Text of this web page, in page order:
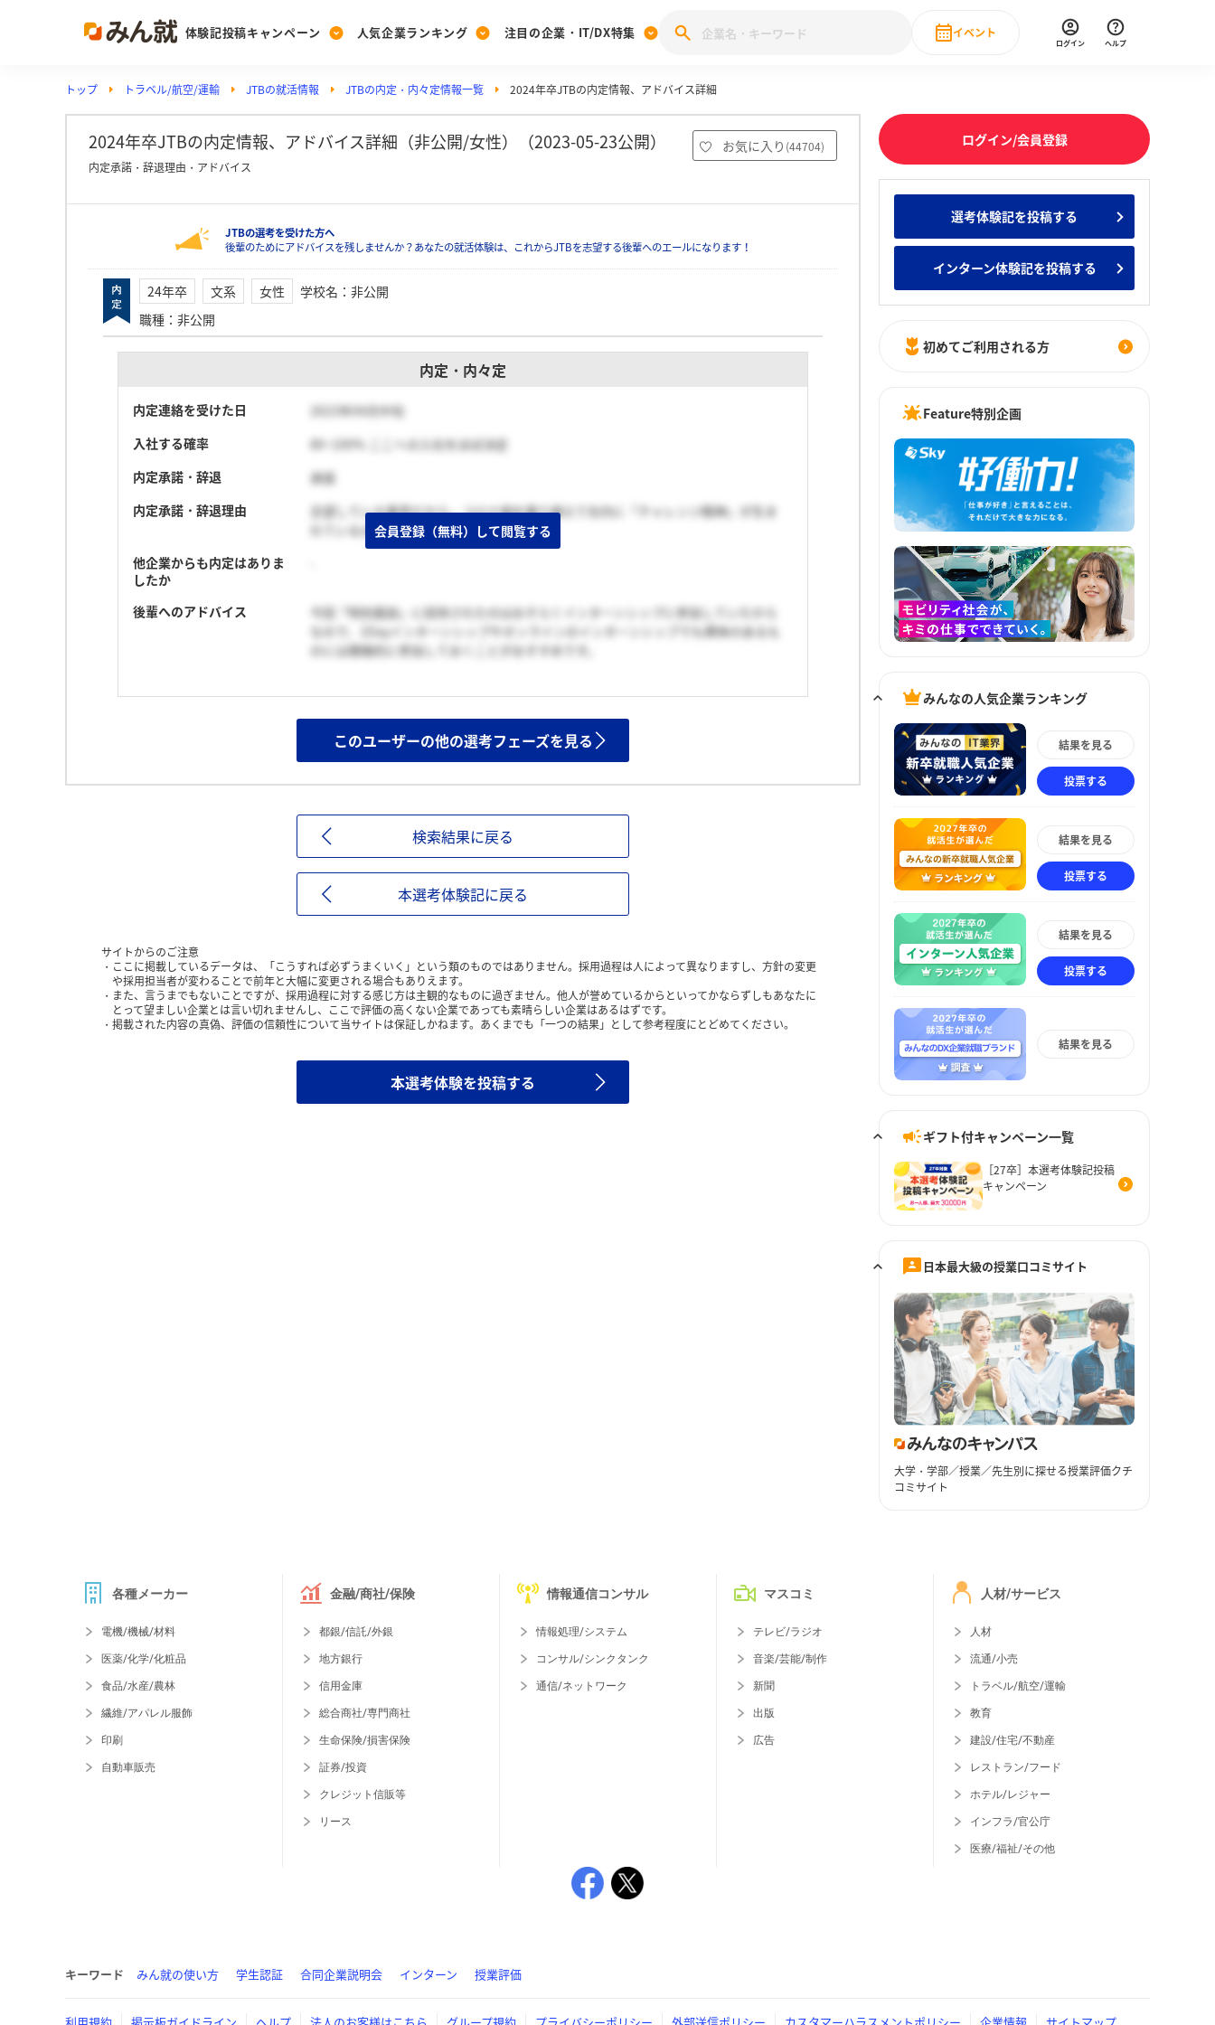
体験記投稿キャンペーン
Post
投稿する
[27卒] 本選考体験記投稿キャンペーン
人気企業ランキング
Ranking
ランキングを見る
みんなのDX企業就職ブランド調査
Vote
投票する
みんなの新卒就職人気企業ランキング みんなのインターン人気企業ランキ
注目の企業・IT/DX特集
PickUp
注目の企業特集
28卒 IT・DX現場社員インタビュー
イベント
直近のイベント一覧
ログイン ヘルプ
トップ トラベル/航空/運輸 JTBの就活情報 JTBの内定・内々定情報一覧 2024年卒JTBの内定情報、アドバイス詳細
2024年卒JTBの内定情報、アドバイス詳細（非公開/女性）（2023-05-23公開） お気に入り (44704)
内定承諾・辞退理由・アドバイス
JTBの選考を受けた方へ
後輩のためにアドバイスを残しませんか？あなたの就活体験は、これからJTBを志望する後輩へのエールになります！
24年卒 文系 女性 学校名 ： 非公開
職種 ： 非公開
内定・内々定
内定連絡を受けた日
2023年04月中旬
入社する確率
80~100% ここへの入社をほぼ決定
内定承諾・辞退
承諾
内定承諾・辞退理由
志望している業界だから。コロナ禍を乗り越えて社内に「チャレンジ精神」が生ま
れている点も魅力的に映った。
他企業からも内定はありま
したか
後輩へのアドバイス
今回「特別面談」に招待されたのはおそらくインターンシップに参加していたから
なので、1Dayインターンシップやオンラインのインターンシップでも興味のあるも
のには積極的に参加しておくことがおすすめです。
会員登録（無料）して閲覧する
このユーザーの他の選考フェーズを見る
検索結果に戻る
本選考体験記に戻る
サイトからのご注意
ここに掲載しているデータは、「こうすれば必ずうまくいく」という類のものではありません。採用過程は人によって異なりますし、方針の変更
や採用担当者が変わることで前年と大幅に変更される場合もありえます。
また、言うまでもないことですが、採用過程に対する感じ方は主観的なものに過ぎません。他人が誉めているからといってかならずしもあなたに
とって望ましい企業とは言い切れませんし、ここで評価の高くない企業であっても素晴らしい企業はあるはずです。
掲載された内容の真偽、評価の信頼性について当サイトは保証しかねます。あくまでも「一つの結果」として参考程度にとどめてください。
本選考体験を投稿する
ログイン/会員登録
選考体験記を投稿する
インターン体験記を投稿する
初めてご利用される方
Feature特別企画
みんなの人気企業ランキング
結果を見る
投票する
結果を見る
投票する
結果を見る
投票する
結果を見る
ギフト付キャンペーン一覧
［27卒］本選考体験記投稿
キャンペーン
日本最大級の授業口コミサイト
大学・学部／授業／先生別に探せる授業評価クチ
コミサイト
各種メーカー
電機/機械/材料
医薬/化学/化粧品
食品/水産/農林
繊維/アパレル服飾
印刷
自動車販売
金融/商社/保険
都銀/信託/外銀
地方銀行
信用金庫
総合商社/専門商社
生命保険/損害保険
証券/投資
クレジット信販等
リース
情報通信コンサル
情報処理/システム
コンサル/シンクタンク
通信/ネットワーク
マスコミ
テレビ/ラジオ
音楽/芸能/制作
新聞
出版
広告
人材/サービス
人材
流通/小売
トラベル/航空/運輸
教育
建設/住宅/不動産
レストラン/フード
ホテル/レジャー
インフラ/官公庁
医療/福祉/その他
キーワード みん就の使い方 学生認証 合同企業説明会 インターン 授業評価